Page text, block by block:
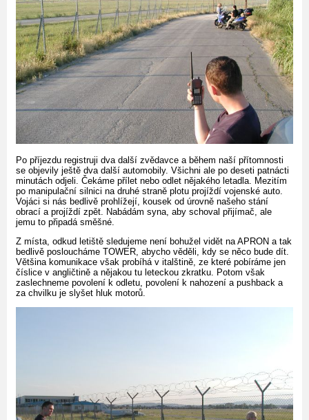
Po příjezdu registruji dva další zvědavce a během naší přítomnosti
se objevily ještě dva další automobily. Všichni ale po deseti patnácti
minutách odjeli. Čekáme přílet nebo odlet nějakého letadla. Mezitím
po manipulační silnici na druhé straně plotu projíždí vojenské auto.
Vojáci si nás bedlivě prohlížejí, kousek od úrovně našeho stání
obrací a projíždí zpět. Nabádám syna, aby schoval přijímač, ale
jemu to připadá směšné.
Z místa, odkud letiště sledujeme není bohužel vidět na APRON a tak
bedlivě posloucháme TOWER, abycho věděli, kdy se něco bude dít.
Většina komunikace však probíhá v italštině, ze které pobíráme jen
číslice v angličtině a nějakou tu leteckou zkratku. Potom však
zaslechneme povolení k odletu, povolení k nahození a pushback a
za chvilku je slyšet hluk motorů.